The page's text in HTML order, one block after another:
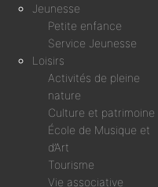
Jeunesse
Petite enfance
Service Jeunesse
Loisirs
Activités de pleine
nature
Culture et patrimoine
École de Musique et
d’Art
Tourisme
Vie associative